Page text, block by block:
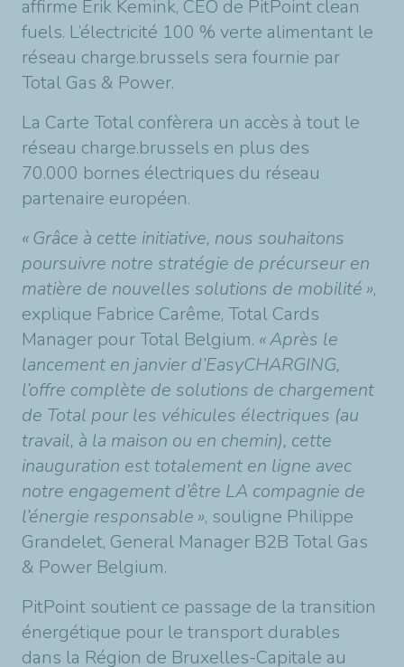
affirme Erik Kemink, CEO de PitPoint clean
fuels. L’électricité 100 % verte alimentant le
réseau charge.brussels sera fournie par
Total Gas & Power.
La Carte Total confèrera un accès à tout le
réseau charge.brussels en plus des
70.000 bornes électriques du réseau
partenaire européen.
« Grâce à cette initiative, nous souhaitons
poursuivre notre stratégie de précurseur en
matière de nouvelles solutions de mobilité »,
explique Fabrice Carême, Total Cards
Manager pour Total Belgium. « Après le
lancement en janvier d’EasyCHARGING,
l’offre complète de solutions de chargement
de Total pour les véhicules électriques (au
travail, à la maison ou en chemin), cette
inauguration est totalement en ligne avec
notre engagement d’être LA compagnie de
l’énergie responsable », souligne Philippe
Grandelet, General Manager B2B Total Gas
& Power Belgium.
PitPoint soutient ce passage de la transition
énergétique pour le transport durables
dans la Région de Bruxelles-Capitale au